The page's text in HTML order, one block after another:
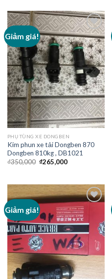
Giảm giá!
Add to
Wishlist
PHỤ TÙNG XE DONGBEN
Kim phun xe tải Dongben 870
Dongben 810kg , DB1021
₫350,000 ₫265,000
Giảm giá!
Add to
Wishlist